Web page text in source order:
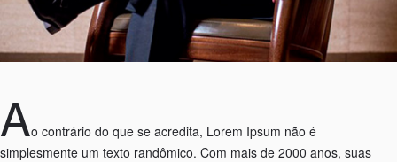
Ao contrário do que se acredita, Lorem Ipsum não é
simplesmente um texto randômico. Com mais de 2000 anos, suas